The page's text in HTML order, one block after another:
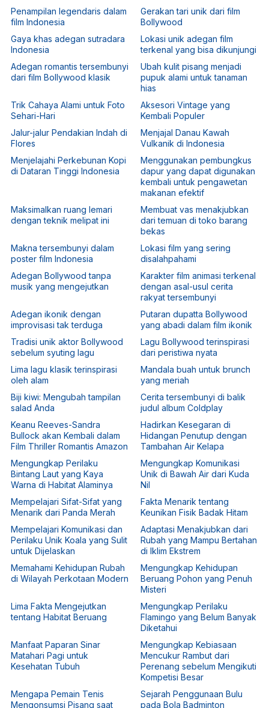
Penampilan legendaris dalam
film Indonesia
Gerakan tari unik dari film
Bollywood
Gaya khas adegan sutradara
Indonesia
Lokasi unik adegan film
terkenal yang bisa dikunjungi
Adegan romantis tersembunyi
dari film Bollywood klasik
Ubah kulit pisang menjadi
pupuk alami untuk tanaman
hias
Trik Cahaya Alami untuk Foto
Sehari-Hari
Aksesori Vintage yang
Kembali Populer
Jalur-jalur Pendakian Indah di
Flores
Menjajal Danau Kawah
Vulkanik di Indonesia
Menjelajahi Perkebunan Kopi
di Dataran Tinggi Indonesia
Menggunakan pembungkus
dapur yang dapat digunakan
kembali untuk pengawetan
makanan efektif
Maksimalkan ruang lemari
dengan teknik melipat ini
Membuat vas menakjubkan
dari temuan di toko barang
bekas
Makna tersembunyi dalam
poster film Indonesia
Lokasi film yang sering
disalahpahami
Adegan Bollywood tanpa
musik yang mengejutkan
Karakter film animasi terkenal
dengan asal-usul cerita
rakyat tersembunyi
Adegan ikonik dengan
improvisasi tak terduga
Putaran dupatta Bollywood
yang abadi dalam film ikonik
Tradisi unik aktor Bollywood
sebelum syuting lagu
Lagu Bollywood terinspirasi
dari peristiwa nyata
Lima lagu klasik terinspirasi
oleh alam
Mandala buah untuk brunch
yang meriah
Biji kiwi: Mengubah tampilan
salad Anda
Cerita tersembunyi di balik
judul album Coldplay
Keanu Reeves-Sandra
Bullock akan Kembali dalam
Film Thriller Romantis Amazon
Hadirkan Kesegaran di
Hidangan Penutup dengan
Tambahan Air Kelapa
Mengungkap Perilaku
Bintang Laut yang Kaya
Warna di Habitat Alaminya
Mengungkap Komunikasi
Unik di Bawah Air dari Kuda
Nil
Mempelajari Sifat-Sifat yang
Menarik dari Panda Merah
Fakta Menarik tentang
Keunikan Fisik Badak Hitam
Mempelajari Komunikasi dan
Perilaku Unik Koala yang Sulit
untuk Dijelaskan
Adaptasi Menakjubkan dari
Rubah yang Mampu Bertahan
di Iklim Ekstrem
Memahami Kehidupan Rubah
di Wilayah Perkotaan Modern
Mengungkap Kehidupan
Beruang Pohon yang Penuh
Misteri
Lima Fakta Mengejutkan
tentang Habitat Beruang
Mengungkap Perilaku
Flamingo yang Belum Banyak
Diketahui
Manfaat Paparan Sinar
Matahari Pagi untuk
Kesehatan Tubuh
Mengungkap Kebiasaan
Mencukur Rambut dari
Perenang sebelum Mengikuti
Kompetisi Besar
Mengapa Pemain Tenis
Mengonsumsi Pisang saat
Sejarah Penggunaan Bulu
pada Bola Badminton